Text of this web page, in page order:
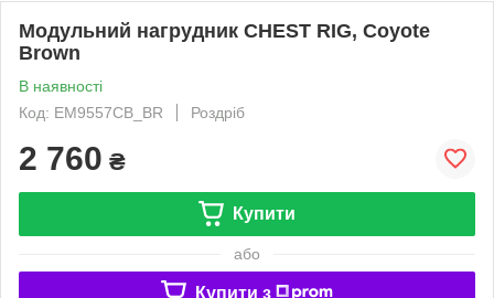
Модульний нагрудник CHEST RIG, Coyote
Brown
В наявності
Код: EM9557CB_BR
Роздріб
2 760 ₴
Купити
або
Купити з